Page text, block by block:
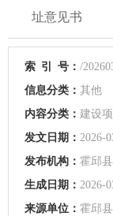
址意见书
索 引 号： /
信息分类： 其他
内容分类： 建设
发文日期： 2026-
发布机构： 霍邱县
生成日期： 2026-
来源单位： 霍邱